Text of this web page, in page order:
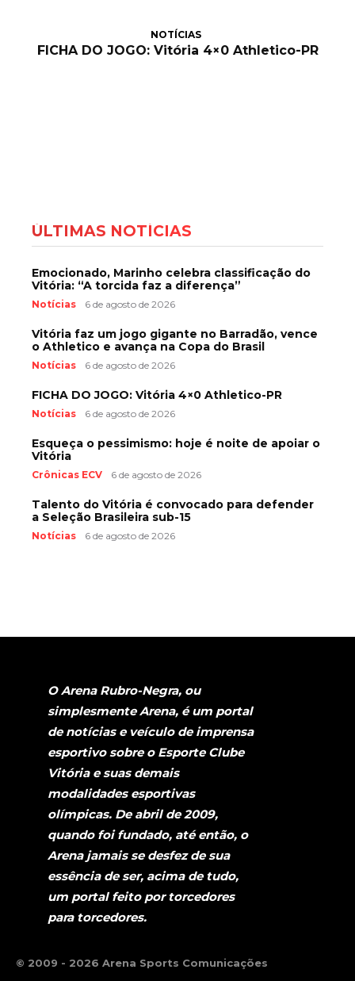
NOTÍCIAS
FICHA DO JOGO: Vitória 4×0 Athletico-PR
ÚLTIMAS NOTÍCIAS
Emocionado, Marinho celebra classificação do
Vitória: “A torcida faz a diferença”
Notícias 6 de agosto de 2026
Vitória faz um jogo gigante no Barradão, vence
o Athletico e avança na Copa do Brasil
Notícias 6 de agosto de 2026
FICHA DO JOGO: Vitória 4×0 Athletico-PR
Notícias 6 de agosto de 2026
Esqueça o pessimismo: hoje é noite de apoiar o
Vitória
Crônicas ECV 6 de agosto de 2026
Talento do Vitória é convocado para defender
a Seleção Brasileira sub-15
Notícias 6 de agosto de 2026
O Arena Rubro-Negra, ou
simplesmente Arena, é um portal
de notícias e veículo de imprensa
esportivo sobre o Esporte Clube
Vitória e suas demais
modalidades esportivas
olímpicas. De abril de 2009,
quando foi fundado, até então, o
Arena jamais se desfez de sua
essência de ser, acima de tudo,
um portal feito por torcedores
para torcedores.
© 2009 - 2026 Arena Sports Comunicações